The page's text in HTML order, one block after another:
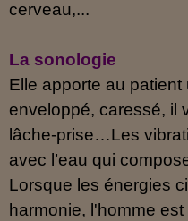
cerveau,...
La sonologie
Elle apporte au
enveloppé, caressé, il
lâche-prise…Les
avec l’eau qui
Lorsque les énergies
harmonie, l'homme